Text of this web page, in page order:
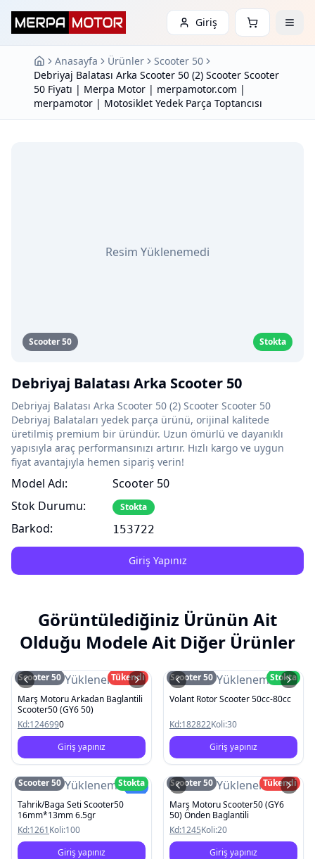
Giriş
Anasayfa Ürünler
Scooter 50
Debriyaj Balatası Arka Scooter 50 (2) Scooter Scooter
50 Fiyatı | Merpa Motor | merpamotor.com |
merpamotor | Motosiklet Yedek Parça Toptancısı
Scooter 50 Stokta
Resim Yüklenemedi
Debriyaj Balatası Arka Scooter 50
Debriyaj Balatası Arka Scooter 50 (2) Scooter Scooter 50
Debriyaj Balataları yedek parça ürünü, orijinal kalitede
üretilmiş premium bir üründür. Uzun ömürlü ve dayanıklı
yapısıyla araç performansınızı artırır. Hızlı kargo ve uygun
fiyat avantajıyla hemen sipariş verin!
Model Adı:
Stok Durumu:
Barkod:
Scooter 50
Stokta
153722
Giriş Yapınız
Görüntülediğiniz Ürünün Ait
Olduğu Modele Ait Diğer Ürünler
Resim Yüklenemedi
Scooter 50
Tükendi
Marş Motoru Arkadan Baglantili
Scooter50 (GY6 50)
Kd:1246990
Giriş yapınız
Resim Yüklenemedi
Scooter 50
Stokta
Volant Rotor Scooter 50cc-80cc
Kd:182822Koli:30
Giriş yapınız
Resim YüklenemediYeni
Scooter 50
Stokta
Tahrik/Baga Seti Scooter50
16mm*13mm 6.5gr
Kd:1261Koli:100
Giriş yapınız
Resim Yüklenemedi
Scooter 50
Tükendi
Marş Motoru Scooter50 (GY6
50) Önden Baglantili
Kd:1245Koli:20
Giriş yapınız